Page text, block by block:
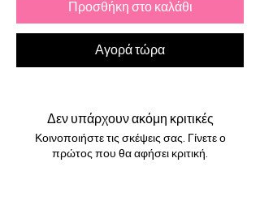
Προσθήκη στο καλάθι
Αγορά τώρα
Δεν υπάρχουν ακόμη κριτικές
Κοινοποιήστε τις σκέψεις σας. Γίνετε ο
πρώτος που θα αφήσει κριτική.